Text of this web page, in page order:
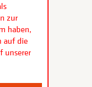
zur
haben,
auf die
unserer